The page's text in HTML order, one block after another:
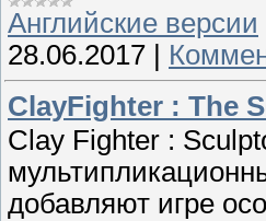
Английские версии
28.06.2017 |
ClayFighter : The
Clay Fighter :
добавляют игре